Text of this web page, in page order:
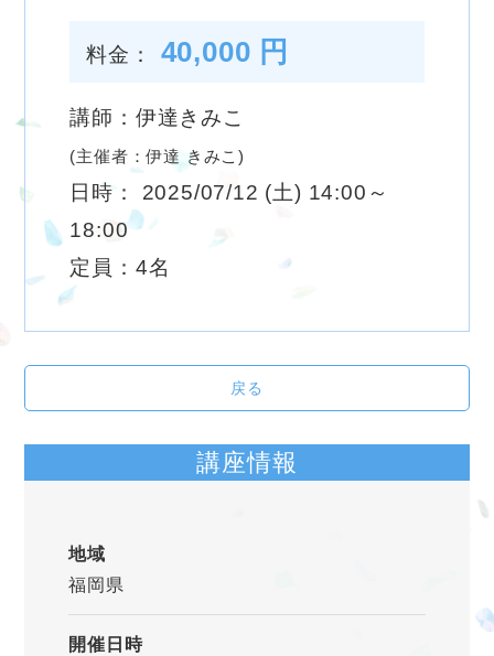
料金： 40,000 円
講師：伊達きみこ
(主催者：伊達 きみこ)
日時： 2025/07/12 (土) 14:00～
18:00
定員：4名
戻る
講座情報
地域
福岡県
開催日時